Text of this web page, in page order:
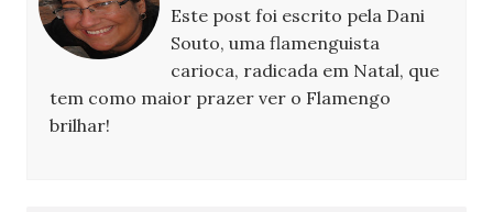
Este post foi escrito pela Dani
Souto, uma flamenguista
carioca, radicada em Natal, que
tem como maior prazer ver o Flamengo
brilhar!